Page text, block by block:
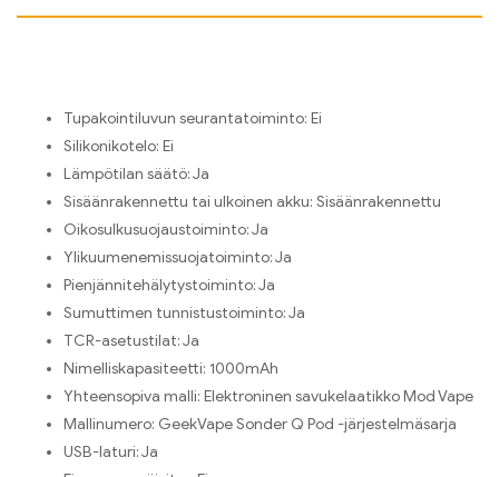
Tupakointiluvun seurantatoiminto: Ei
Silikonikotelo: Ei
Lämpötilan säätö:Ja
Sisäänrakennettu tai ulkoinen akku: Sisäänrakennettu
Oikosulkusuojaustoiminto:Ja
Ylikuumenemissuojatoiminto:Ja
Pienjännitehälytystoiminto:Ja
Sumuttimen tunnistustoiminto:Ja
TCR-asetustilat:Ja
Nimelliskapasiteetti: 1000mAh
Yhteensopiva malli: Elektroninen savukelaatikko Mod Vape
Mallinumero: GeekVape Sonder Q Pod -järjestelmäsarja
USB-laturi:Ja